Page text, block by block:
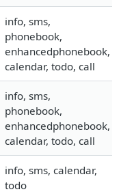
info, sms,
phonebook,
enhancedphonebook,
calendar, todo, call
info, sms,
phonebook,
enhancedphonebook,
calendar, todo, call
info, sms, calendar,
todo